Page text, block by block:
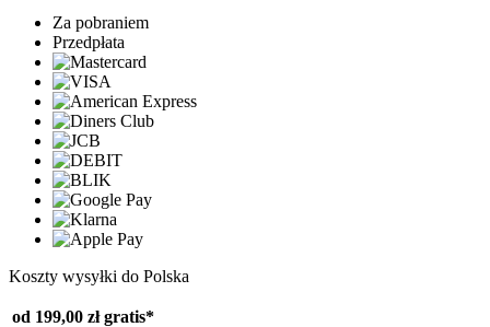
Za pobraniem
Przedpłata
Koszty wysyłki do Polska
od 199,00 zł gratis*